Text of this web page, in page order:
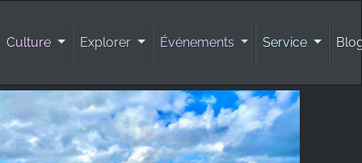
Culture Explorer Événements Service